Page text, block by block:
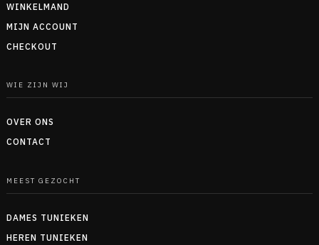
WINKELMAND
MIJN ACCOUNT
CHECKOUT
WIE ZIJN WIJ
OVER ONS
CONTACT
MEEST GEZOCHT
DAMES TUNIEKEN
HEREN TUNIEKEN